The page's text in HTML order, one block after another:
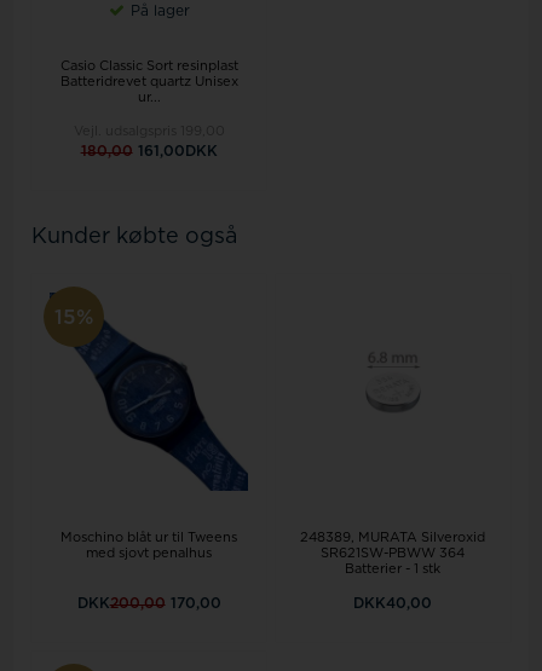
På lager
Casio Classic Sort resinplast
Batteridrevet quartz Unisex
ur...
180,00 161,00DKK
Kunder købte også
15%
Moschino blåt ur til Tweens
med sjovt penalhus
DKK200,00 170,00
248389, MURATA Silveroxid
SR621SW-PBWW 364
Batterier - 1 stk
DKK40,00